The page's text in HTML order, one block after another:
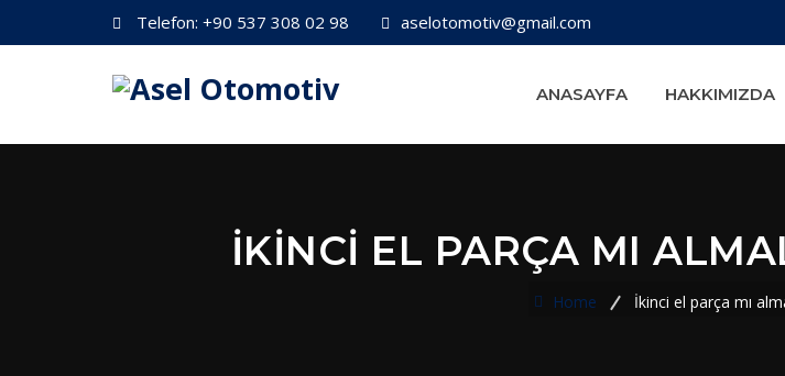
Telefon: +90 537 308 02 98 aselotomotiv@gmail.com
ANASAYFA HAKKIMIZDA
İKINCI EL PARÇA MI
Home İkinci el parça mı